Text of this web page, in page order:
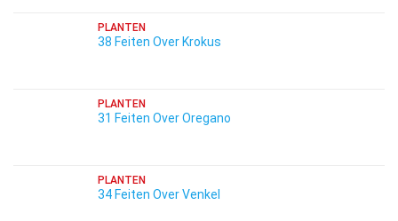
PLANTEN
38 Feiten Over Krokus
PLANTEN
31 Feiten Over Oregano
PLANTEN
34 Feiten Over Venkel